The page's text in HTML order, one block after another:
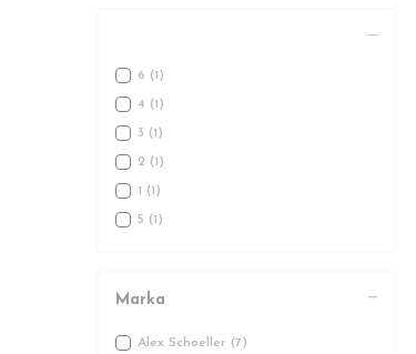
6 (1)
4 (1)
3 (1)
2 (1)
1 (1)
5 (1)
Marka
Alex Schoeller (7)